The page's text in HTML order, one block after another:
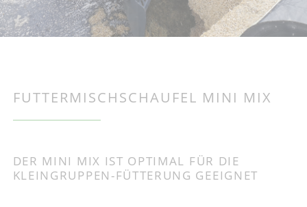
FUTTERMISCHSCHAUFEL MINI MIX
DER MINI MIX IST OPTIMAL FÜR DIE
KLEINGRUPPEN-FÜTTERUNG GEEIGNET